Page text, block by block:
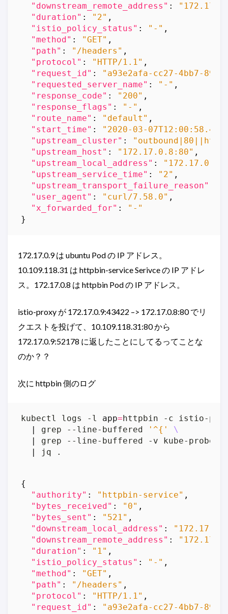
"downstream_remote_address" :
"duration" : "2" ,
"istio_policy_status" : "-" ,
"method" : "GET" ,
"path" : "/headers" ,
"protocol" : "HTTP/1.1" ,
"request_id" :
"a93e2afa-cc27-4bb7-
"requested_server_name" : "-" ,
"response_code" : "200" ,
"response_flags" : "-" ,
"route_name" : "default" ,
"start_time" :
"2020-03-
"upstream_cluster" :
"upstream_host" : "172.17.0.8:80" ,
"upstream_local_address" :
"upstream_service_time" : "2" ,
"upstream_transport_failure_reason"
"user_agent" : "curl/7.58.0" ,
"x_forwarded_for" :
"-"
}
172.17.0.9 は ubuntu Pod の IP アドレス。
10.109.118.31 は httpbin-service Serivce の IP アドレ
ス。172.17.0.8 は httpbin Pod の IP アドレス。
istio-proxy が 172.17.0.9:43422 –> 172.17.0.8:80 でリ
クエストを投げて、10.109.118.31:80 から
172.17.0.9:52178 に返したことにしてるってことな
のか？？
次に httpbin 側のログ
kubectl logs -l app=httpbin -c istio-
|
grep --line-buffered '^{'
|
grep --line-buffered -v kube-probe
|
jq .
{
"authority" : "httpbin-service" ,
"bytes_received" : "0" ,
"bytes_sent" : "521" ,
"downstream_local_address" :
"downstream_remote_address" :
"duration" : "1" ,
"istio_policy_status" : "-" ,
"method" : "GET" ,
"path" : "/headers" ,
"protocol" : "HTTP/1.1" ,
"request_id" :
"a93e2afa-cc27-4bb7-